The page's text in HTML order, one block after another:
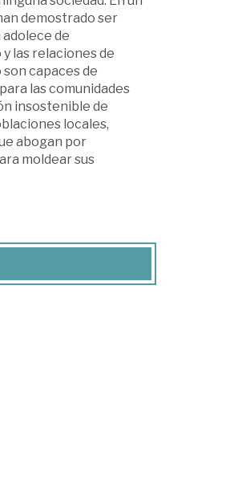
demostrado ser
de
las relaciones de
capaces de
las comunidades
insostenible de
locales,
abogan por
moldear sus